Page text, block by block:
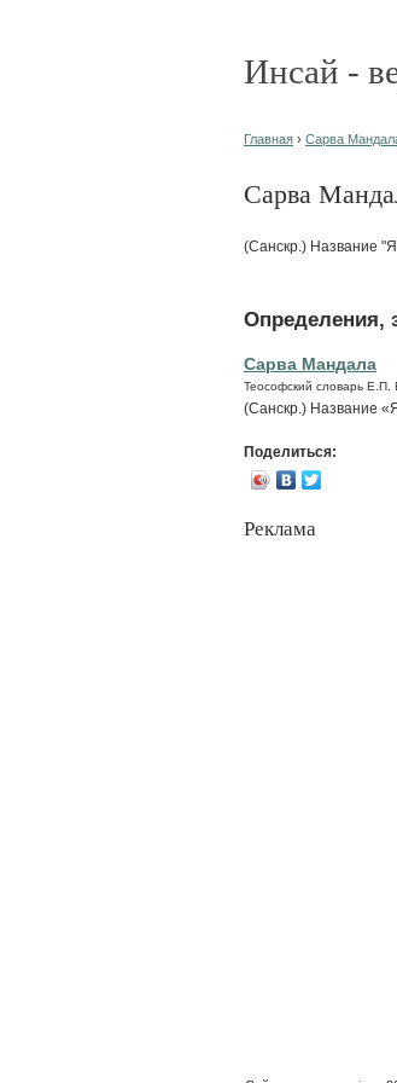
Инсай -
Главная › Сарва
Сарва
(Санскр.) Название
Определения,
Сарва Мандала
Теософский словарь Е.П.
(Санскр.) Название
Поделиться:
Реклама